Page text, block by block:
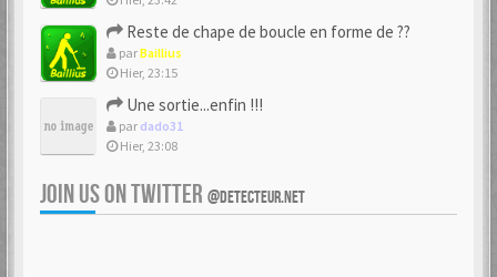
Reste de chape de boucle en forme de ??
parBaillius
Hier, 23:15
Une sortie...enfin !!!
par dado31
Hier, 23:08
JOIN US ON TWITTER @DETECTEUR.NET